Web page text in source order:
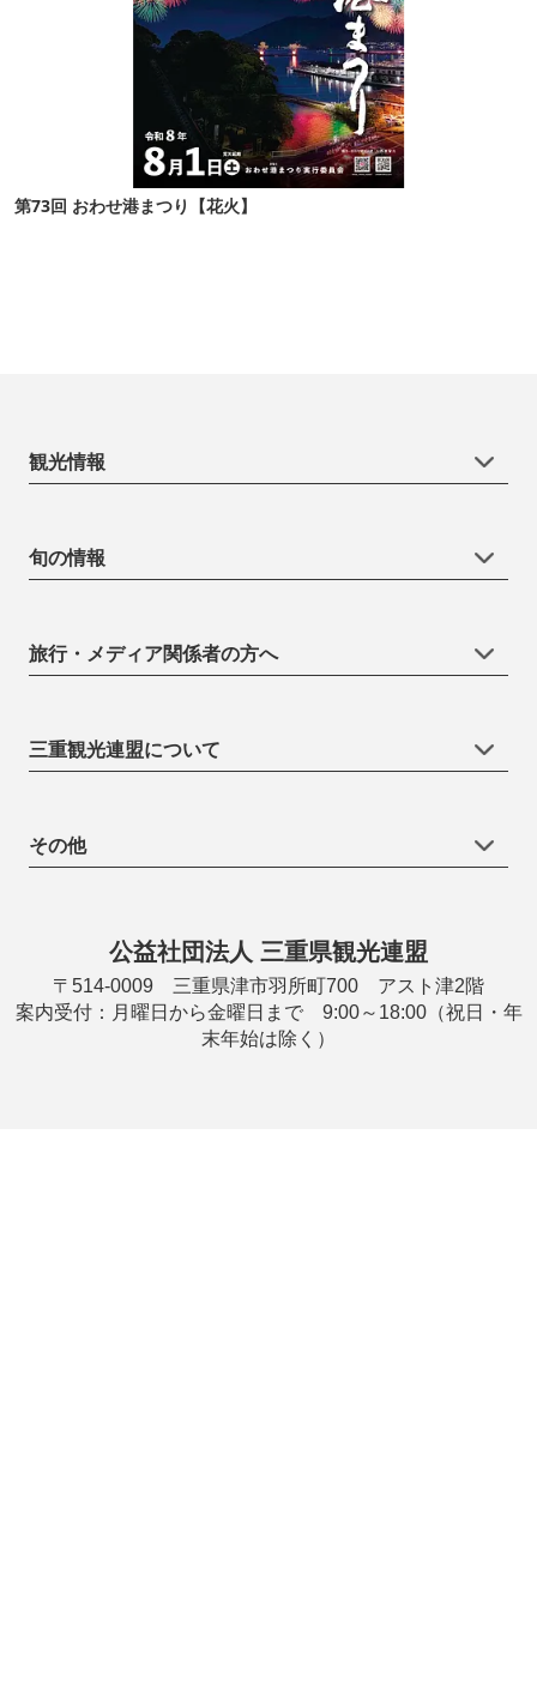
第73回 おわせ港まつり【花火】
観光情報
旬の情報
旅行・メディア関係者の方へ
三重観光連盟について
その他
公益社団法人 三重県観光連盟
〒514-0009 三重県津市羽所町700 アスト津2階
案内受付：月曜日から金曜日まで 9:00～18:00（祝日・年
末年始は除く）